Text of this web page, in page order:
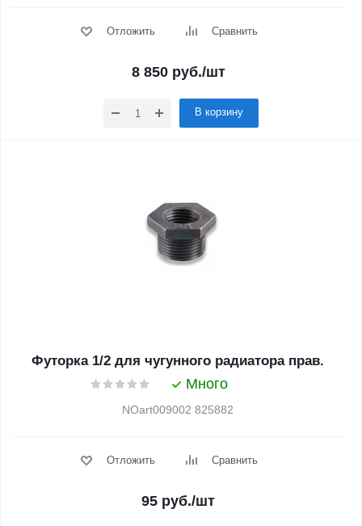
Отложить Сравнить
8 850руб./шт
В корзину
Футорка 1/2 для чугунного радиатора прав.
Много
NOart009002 825882
Отложить Сравнить
95 руб./шт